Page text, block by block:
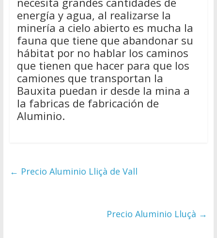
energía y agua, al realizarse la
minería a cielo abierto es mucha la
fauna que tiene que abandonar su
hábitat por no hablar los caminos
que tienen que hacer para que los
camiones que transportan la
Bauxita puedan ir desde la mina a
la fabricas de fabricación de
Aluminio.
← Precio Aluminio Lliçà de Vall
Precio Aluminio Lluçà →